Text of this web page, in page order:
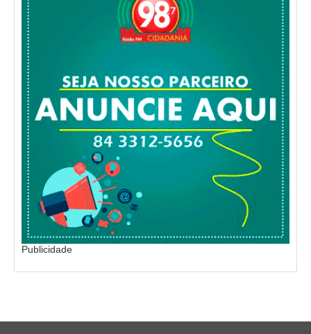
Publicidade